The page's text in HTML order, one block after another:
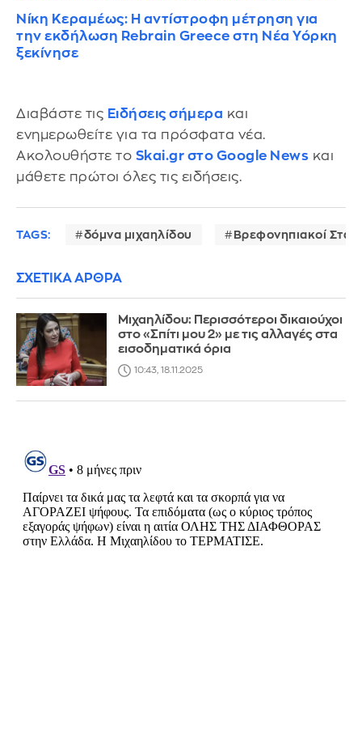
Νίκη Κεραμέως: Η αντίστροφη μέτρηση για
την εκδήλωση Rebrain Greece στη Νέα Υόρκη
ξεκίνησε
Διαβάστε τις Ειδήσεις σήμερα και
ενημερωθείτε για τα πρόσφατα νέα.
Ακολουθήστε το Skai.gr στο Google News και
μάθετε πρώτοι όλες τις ειδήσεις.
TAGS: δόμνα μιχαηλίδου Βρεφονηπιακοί
ΣΧΕΤΙΚΑ ΑΡΘΡΑ
Μιχαηλίδου: Περισσότεροι δικαιούχοι
στο «Σπίτι μου 2» με τις αλλαγές στα
εισοδηματικά όρια
10:43, 18.11.2025